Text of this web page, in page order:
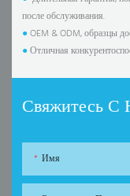
после обслуживания.
●OEM & ODM, образцы
●Отличная
Свяжитесь С
Имя